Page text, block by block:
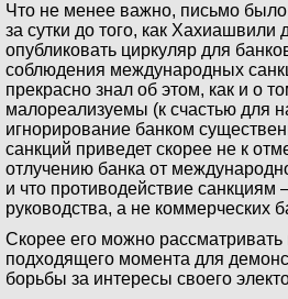
Что не менее важно, письмо
за сутки до того, как
опубликовать циркуляр для
соблюдения международных
прекрасно знал об этом, как и о
малореализуемы (к счастью для
игнорирование банком
санкций приведет скорее не к
отлучению банка от
и что противодействие санкциям
руководства, а не коммерческих
Скорее его можно рассматривать
подходящего момента для
борьбы за интересы своего